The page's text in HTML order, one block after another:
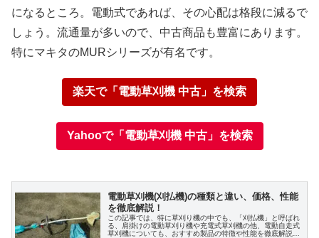
になるところ。電動式であれば、その心配は格段に減るで
しょう。流通量が多いので、中古商品も豊富にあります。
特にマキタのMURシリーズが有名です。
楽天で「電動草刈機 中古」を検索
Yahooで「電動草刈機 中古」を検索
電動草刈機(刈払機)の種類と違い、価格、性能
を徹底解説！
この記事では、特に草刈り機の中でも、「刈払機」と呼ばれ
る、肩掛けの電動草刈り機や充電式草刈機の他、電動自走式
草刈機についても、おすすめ製品の特徴や性能を徹底解説し